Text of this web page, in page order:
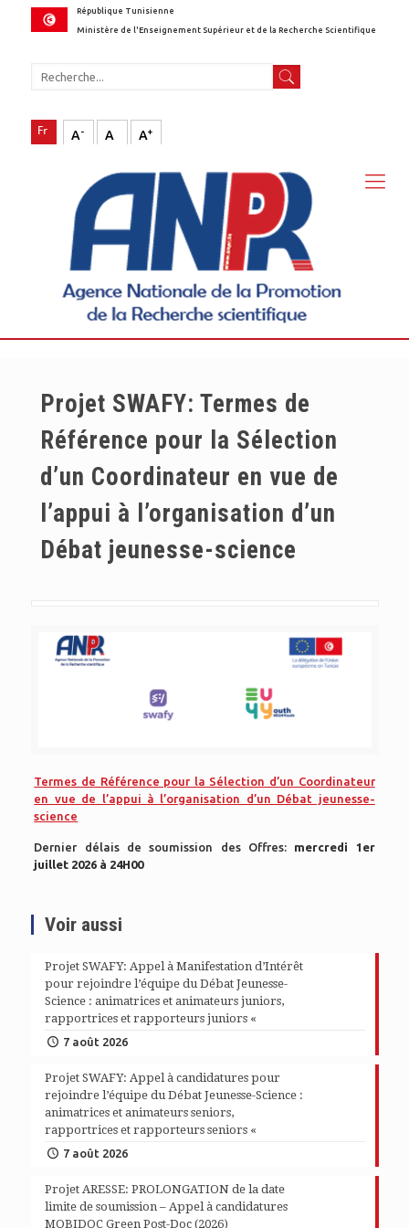
République Tunisienne
Ministère de l'Enseignement Supérieur et de la Recherche Scientifique
A- A A+
Projet SWAFY: Termes de
Référence pour la Sélection
d’un Coordinateur en vue de
l’appui à l’organisation d’un
Débat jeunesse-science
Termes de Référence pour la Sélection d’un Coordinateur
en vue de l’appui à l’organisation d’un Débat jeunesse-
science
Dernier délais de soumission des Offres: mercredi 1er
juillet 2026 à 24H00
Voir aussi
Projet SWAFY: Appel à Manifestation d’Intérêt
pour rejoindre l’équipe du Débat Jeunesse-
Science : animatrices et animateurs juniors,
rapportrices et rapporteurs juniors «
7 août 2026
Projet SWAFY: Appel à candidatures pour
rejoindre l’équipe du Débat Jeunesse-Science :
animatrices et animateurs seniors,
rapportrices et rapporteurs seniors «
7 août 2026
Projet ARESSE: PROLONGATION de la date
limite de soumission – Appel à candidatures
MOBIDOC Green Post-Doc (2026)